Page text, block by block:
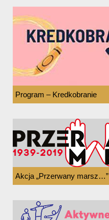
Program – Kredkobranie
Akcja „Przerwany marsz…”